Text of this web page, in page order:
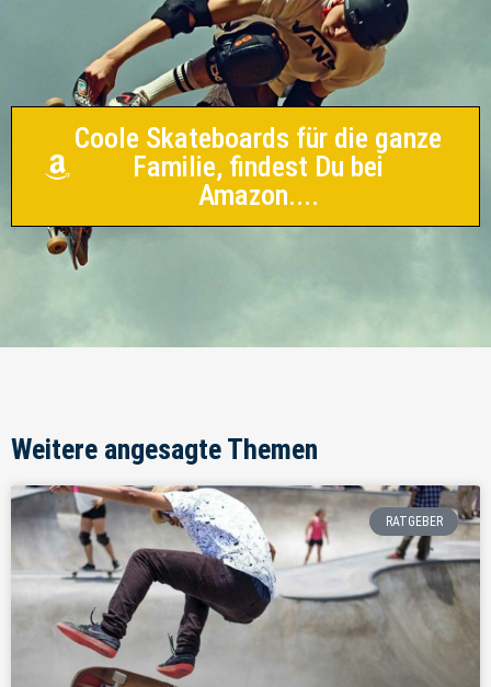
Coole Skateboards für die ganze
Familie, findest Du bei
Amazon....
Weitere angesagte Themen
RATGEBER